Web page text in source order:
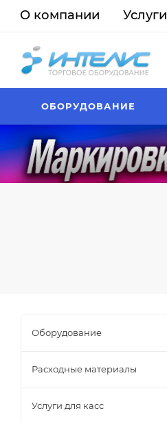
О компании Услуги
ОБОРУДОВАНИЕ
Оборудование
Расходные материалы
Услуги для касс